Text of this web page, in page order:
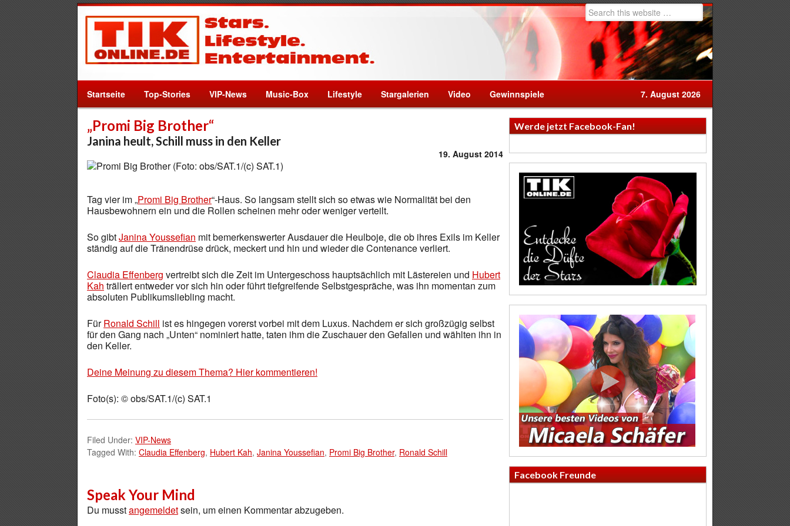
Startseite Top-Stories VIP-News Music-Box Lifestyle Stargalerien Video Gewinnspiele 7. August 2026
„Promi Big Brother“
Janina heult, Schill muss in den Keller
19. August 2014
Tag vier im „Promi Big Brother“-Haus. So langsam stellt sich so etwas wie Normalität bei den
Hausbewohnern ein und die Rollen scheinen mehr oder weniger verteilt.
So gibtJanina Youssefian mit bemerkenswerter Ausdauer die Heulboje, die ob ihres Exils im Keller
ständig auf die Tränendrüse drück, meckert und hin und wieder die Contenance verliert.
Claudia Effenberg vertreibt sich die Zeit im Untergeschoss hauptsächlich mit Lästereien und Hubert
Kah trällert entweder vor sich hin oder führt tiefgreifende Selbstgespräche, was ihn momentan zum
absoluten Publikumsliebling macht.
FürRonald Schill ist es hingegen vorerst vorbei mit dem Luxus. Nachdem er sich großzügig selbst
für den Gang nach „Unten“ nominiert hatte, taten ihm die Zuschauer den Gefallen und wählten ihn in
den Keller.
Deine Meinung zu diesem Thema? Hier kommentieren!
Foto(s): © obs/SAT.1/(c) SAT.1
Filed Under: VIP-News
Tagged With: Claudia Effenberg, Hubert Kah, Janina Youssefian, Promi Big Brother, Ronald Schill
Speak Your Mind
Du musstangemeldetsein, um einen Kommentar abzugeben.
Werde jetzt Facebook-Fan!
Facebook Freunde